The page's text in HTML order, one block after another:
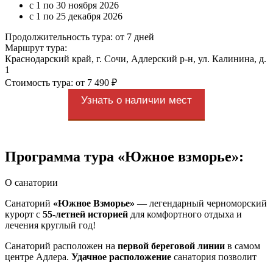
с 1 по 30 ноября 2026
с 1 по 25 декабря 2026
Продолжительность тура: от 7 дней
Маршрут тура:
Краснодарский край, г. Сочи, Адлерский р-н, ул. Калинина, д.
1
Стоимость тура: от 7 490 ₽
Узнать о наличии мест
Программа тура «Южное взморье»:
О санатории
Санаторий «Южное Взморье» — легендарный черноморский
курорт с 55-летней историей для комфортного отдыха и
лечения круглый год!
Санаторий расположен на первой береговой линии в самом
центре Адлера. Удачное расположение санатория позволит